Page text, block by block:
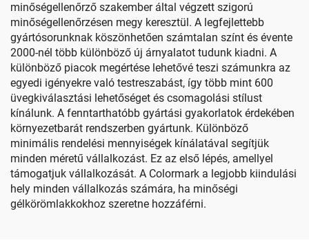
minőségellenőrző szakember által végzett szigorú
minőségellenőrzésen megy keresztül. A legfejlettebb
gyártósorunknak köszönhetően számtalan színt és évente
2000-nél több különböző új árnyalatot tudunk kiadni. A
különböző piacok megértése lehetővé teszi számunkra az
egyedi igényekre való testreszabást, így több mint 600
üvegkiválasztási lehetőséget és csomagolási stílust
kínálunk. A fenntarthatóbb gyártási gyakorlatok érdekében
környezetbarát rendszerben gyártunk. Különböző
minimális rendelési mennyiségek kínálatával segítjük
minden méretű vállalkozást. Ez az első lépés, amellyel
támogatjuk vállalkozását. A Colormark a legjobb kiindulási
hely minden vállalkozás számára, ha minőségi
gélkörömlakkokhoz szeretne hozzáférni.